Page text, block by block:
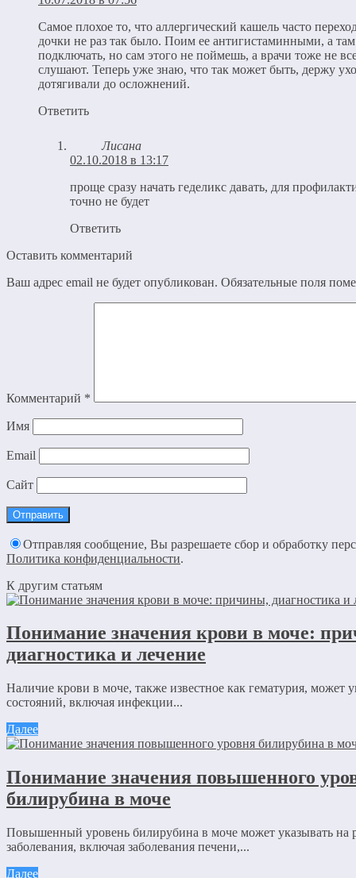
Самое плохое то, что аллергический кашель часто
дочки не раз так было. Поим ее антигистаминными, а
подключать, но сам этого не поймешь, а врачи тоже не
слушают. Теперь уже знаю, что так может быть, держу
дотягивали до осложнений.
Ответить
Лисана
02.10.2018 в 13:17
проще сразу начать геделикс давать, для
точно не будет
Ответить
Оставить комментарий
Ваш адрес email не будет опубликован. Обязательные поля
Комментарий *
Имя
Email
Сайт
Отправляя сообщение, Вы разрешаете сбор и обработку
Политика конфиденциальности.
К другим статьям
Понимание значения крови в моче:
диагностика и лечение
Наличие крови в моче, также известное как гематурия, может
состояний, включая инфекции...
Далее
Понимание значения повышенного
билирубина в моче
Повышенный уровень билирубина в моче может указывать на
заболевания, включая заболевания печени,...
Далее